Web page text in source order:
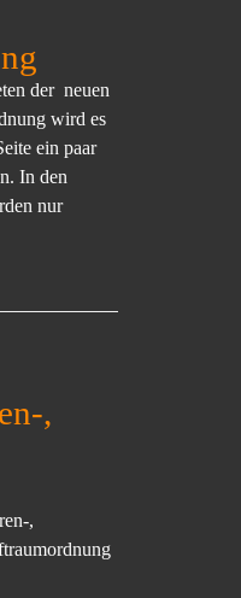
der neuen
wird es
ein paar
In den
nur
,
,